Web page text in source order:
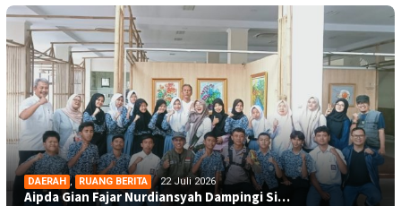
DAERAH , RUANG BERITA 22 Juli 2026
Aipda Gian Fajar Nurdiansyah Dampingi Si…